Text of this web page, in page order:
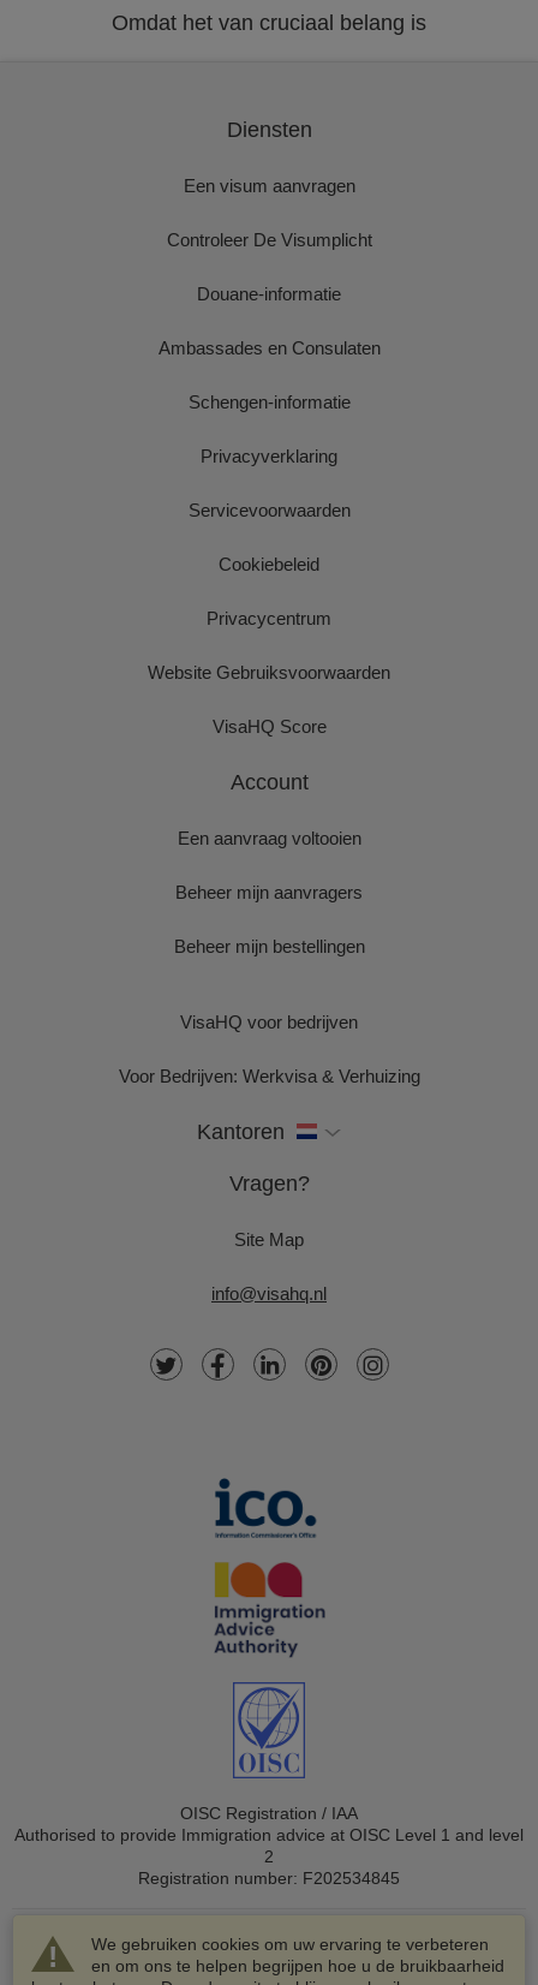
Omdat het van cruciaal belang is
We gebruiken cookies om uw ervaring te verbeteren
en om ons te helpen begrijpen hoe u de bruikbaarheid
Diensten
Een visum aanvragen
Controleer De Visumplicht
Douane-informatie
Ambassades en Consulaten
Schengen-informatie
Privacyverklaring
Servicevoorwaarden
Cookiebeleid
Privacycentrum
Website Gebruiksvoorwaarden
VisaHQ Score
Account
Een aanvraag voltooien
Beheer mijn aanvragers
Beheer mijn bestellingen
VisaHQ voor bedrijven
Voor Bedrijven: Werkvisa & Verhuizing
Kantoren
Vragen?
Site Map
info@visahq.nl
OISC Registration / IAA
Authorised to provide Immigration advice at OISC Level 1 and level
2
Registration number: F202534845